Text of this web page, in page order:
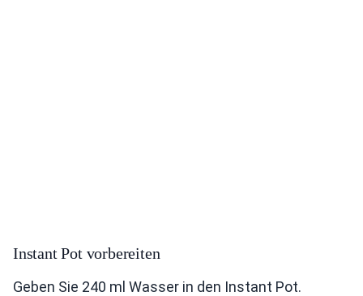
Instant Pot vorbereiten
Geben Sie 240 ml Wasser in den Instant Pot.